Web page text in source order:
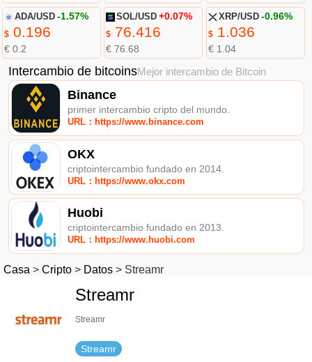
ADA/USD -1.57%
$0.196
€ 0.2
SOL/USD +0.07%
$ 76.416
€ 76.68
XRP/USD -0.96%
$1.036
€ 1.04
Intercambio de bitcoinsMejor intercambio de Bitcoin
Binance
primer intercambio cripto del mundo.
URL：https://www.binance.com
OKX
criptointercambio fundado en 2014.
URL：https://www.okx.com
Huobi
criptointercambio fundado en 2013.
URL：https://www.huobi.com
Casa > Cripto > Datos > Streamr
Streamr
Streamr
Streamr